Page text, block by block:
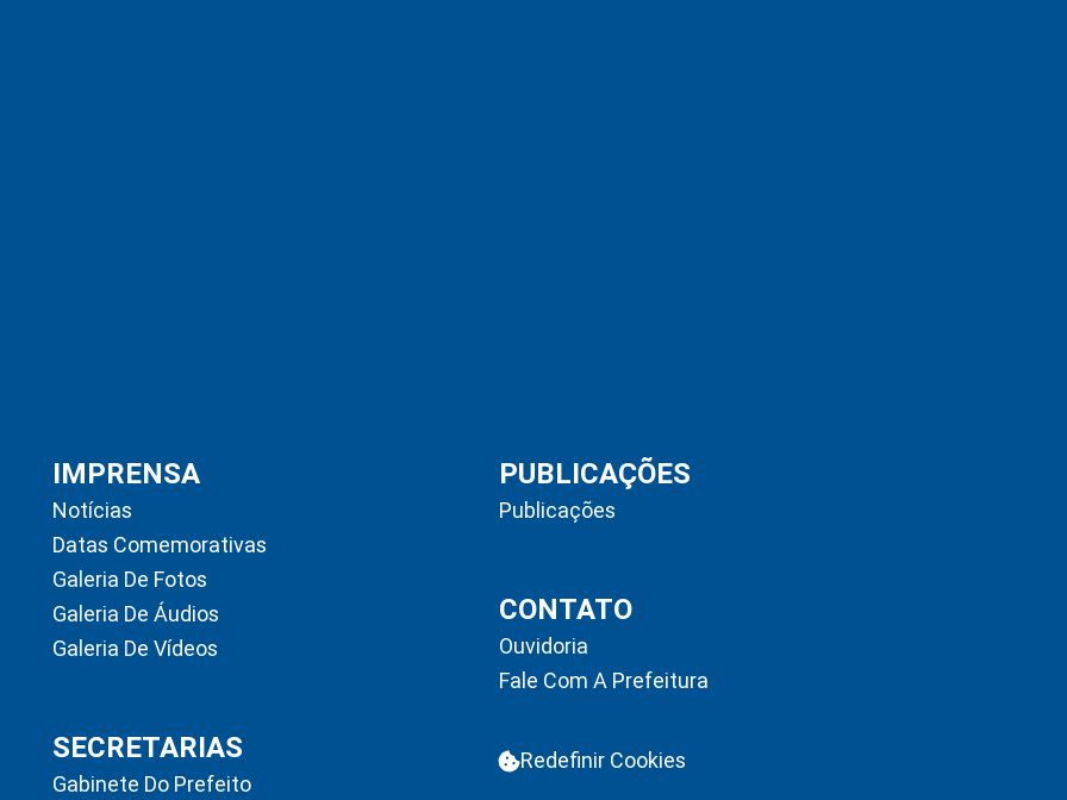
IMPRENSA
Notícias
Datas Comemorativas
Galeria De Fotos
Galeria De Áudios
Galeria De Vídeos
SECRETARIAS
Gabinete Do Prefeito
PUBLICAÇÕES
Publicações
CONTATO
Ouvidoria
Fale Com A Prefeitura
Redefinir Cookies